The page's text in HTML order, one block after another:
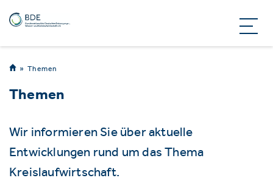
Themen
Themen
Wir informieren Sie über aktuelle
Entwicklungen rund um das Thema
Kreislaufwirtschaft.